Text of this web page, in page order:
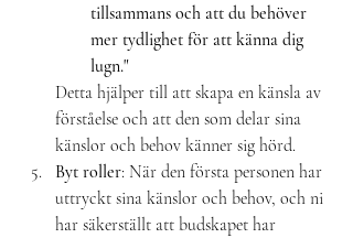
tillsammans och att du behöver
mer tydlighet för att känna dig
lugn."
Detta hjälper till att skapa en känsla av
förståelse och att den som delar sina
känslor och behov känner sig hörd.
Byt roller: När den första personen har
uttryckt sina känslor och behov, och ni
har säkerställt att budskapet har